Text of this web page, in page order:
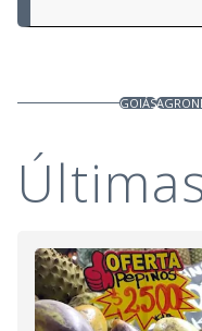
GOIÁS